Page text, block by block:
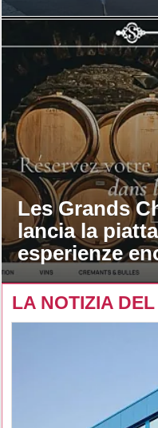
Les Grands
lancia la
esperienze
maison
LA NOTIZIA